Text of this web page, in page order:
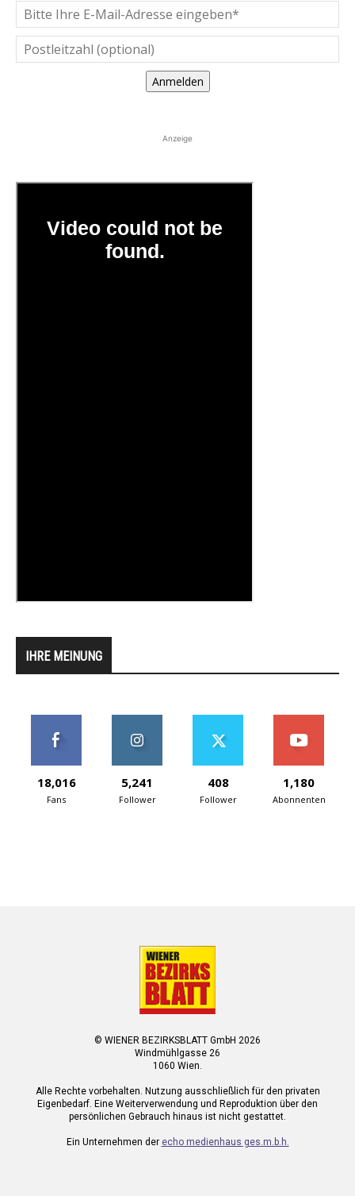
Anmelden
Anzeige
IHRE MEINUNG
18,016
Fans
5,241
Follower
408
Follower
1,180
Abonnenten
© WIENER BEZIRKSBLATT GmbH 2026
Windmühlgasse 26
1060 Wien.
Alle Rechte vorbehalten. Nutzung ausschließlich für den privaten
Eigenbedarf. Eine Weiterverwendung und Reproduktion über den
persönlichen Gebrauch hinaus ist nicht gestattet.
Ein Unternehmen der echo medienhaus ges.m.b.h.